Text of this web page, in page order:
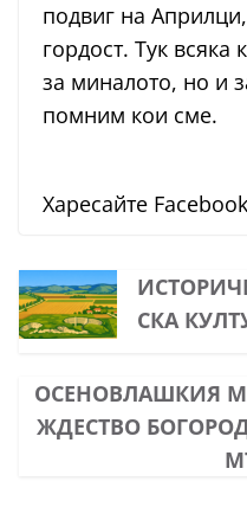
подвиг на
гордост. Тук
за миналото, но и
помним кои сме.
Харесайте
СКА
ОСЕНОВЛАШКИЯ
ЖДЕСТВО